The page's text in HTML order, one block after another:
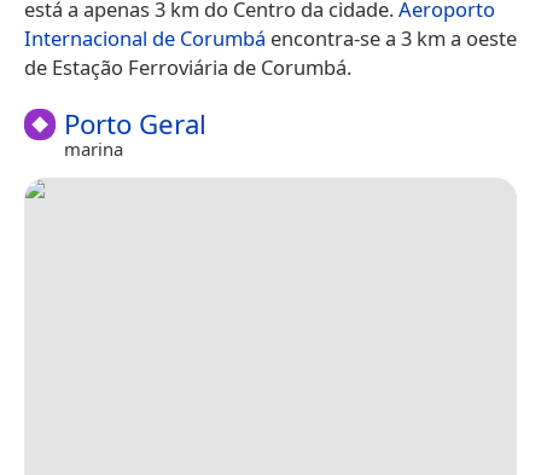
está a apenas 3 km do Centro da cidade.Aeroporto
Internacional de Corumbá encontra-se a 3 km a oeste
de Estação Ferroviária de Corumbá.
Porto Geral
marina